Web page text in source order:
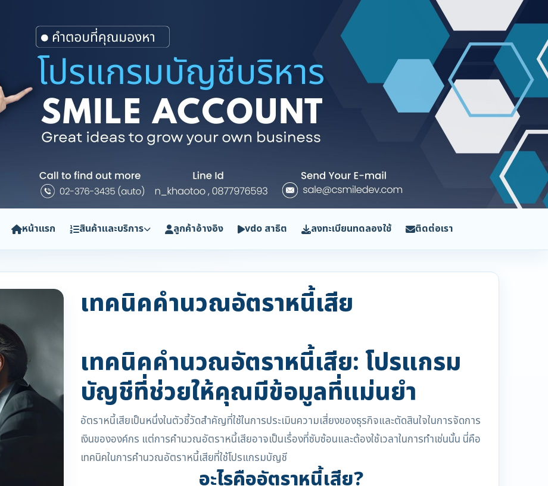
หน้าแรก สินค้าและบริการ ลูกค้าอ้างอิง vdo สาธิต ลงทะเบียนทดลองใช้ ติดต่อเรา
เทคนิคคำนวณอัตราหนี้เสีย
เทคนิคคำนวณอัตราหนี้เสีย: โปรแกรม
บัญชีที่ช่วยให้คุณมีข้อมูลที่แม่นยำ
อัตราหนี้เสียเป็นหนึ่งในตัวชี้วัดสำคัญที่ใช้ในการประเมินความเสี่ยงของธุรกิจและตัดสินใจในการจัดการ
เงินขององค์กร แต่การคำนวณอัตราหนี้เสียอาจเป็นเรื่องที่ซับซ้อนและต้องใช้เวลาในการทำเช่นนั้น นี่คือ
เทคนิคในการคำนวณอัตราหนี้เสียที่ใช้โปรแกรมบัญชี
อะไรคืออัตราหนี้เสีย?